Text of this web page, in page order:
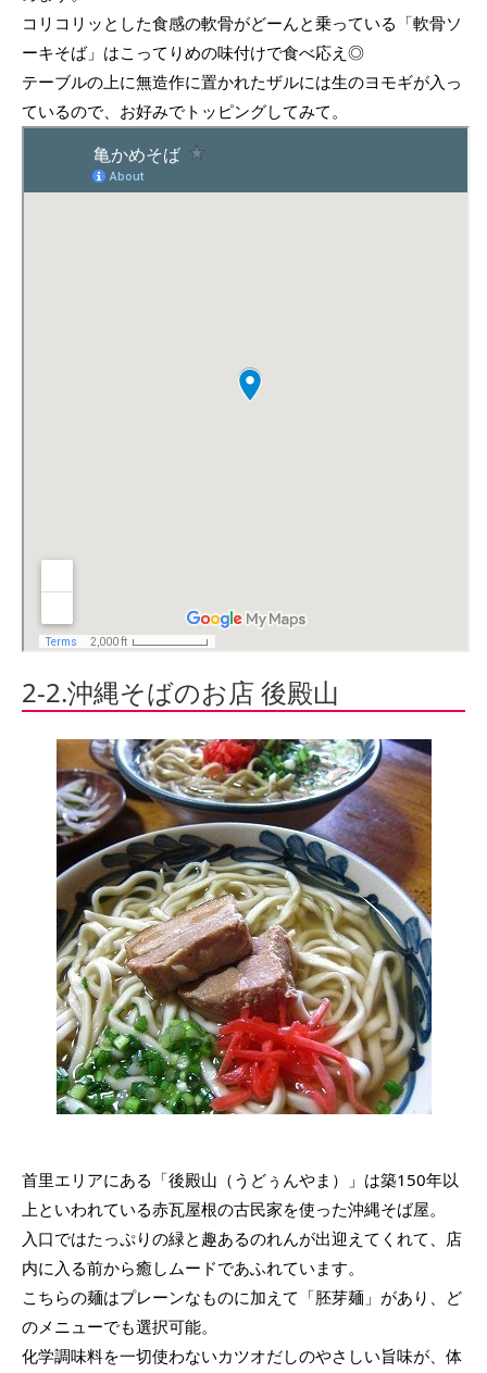
コリコリッとした食感の軟骨がどーんと乗っている「軟骨ソ
ーキそば」はこってりめの味付けで食べ応え◎
テーブルの上に無造作に置かれたザルには生のヨモギが入っ
ているので、お好みでトッピングしてみて。
2-2.沖縄そばのお店 後殿山
首里エリアにある「後殿山（うどぅんやま）」は築150年以
上といわれている赤瓦屋根の古民家を使った沖縄そば屋。
入口ではたっぷりの緑と趣あるのれんが出迎えてくれて、店
内に入る前から癒しムードであふれています。
こちらの麺はプレーンなものに加えて「胚芽麺」があり、ど
のメニューでも選択可能。
化学調味料を一切使わないカツオだしのやさしい旨味が、体